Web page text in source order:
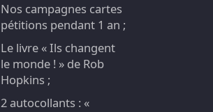
Nos campagnes cartes
pétitions pendant 1 an ;
Le livre « Ils changent
le monde ! » de Rob
Hopkins ;
2 autocollants : «